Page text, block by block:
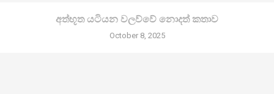
අත්භූත යටියන වලව්වේ නොදත් කතාව
October 8, 2025